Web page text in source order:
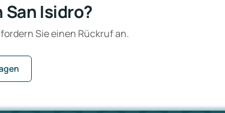
Isidro?
Sie einen Rückruf an.